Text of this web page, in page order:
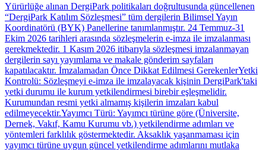
Yürürlüğe alınan DergiPark politikaları doğrultusunda güncellenen
“DergiPark Katılım Sözleşmesi” tüm dergilerin Bilimsel Yayın
Koordinatörü (BYK) Panellerine tanımlanmıştır. 24 Temmuz-31
Ekim 2026 tarihleri arasında sözleşmelerin e-imza ile imzalanması
gerekmektedir. 1 Kasım 2026 itibarıyla sözleşmesi imzalanmayan
dergilerin sayı yayımlama ve makale gönderim sayfaları
kapatılacaktır. İmzalamadan Önce Dikkat Edilmesi GerekenlerYetki
Kontrolü: Sözleşmeyi e-imza ile imzalayacak kişinin DergiPark'taki
yetki durumu ile kurum yetkilendirmesi birebir eşleşmelidir.
Kurumundan resmi yetki almamış kişilerin imzaları kabul
edilmeyecektir.Yayımcı Türü: Yayımcı türüne göre (Üniversite,
Dernek, Vakıf, Kamu Kurumu vb.) yetkilendirme adımları ve
yöntemleri farklılık göstermektedir. Aksaklık yaşanmaması için
yayımcı türüne uygun güncel yetkilendirme adımlarını mutlaka